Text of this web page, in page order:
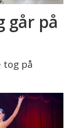
går på
tog på